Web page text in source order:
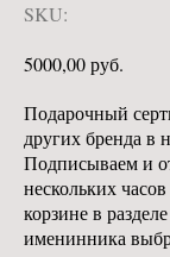
SKU:
5000,00руб.
Подарочный
других бренда в
Подписываем и
нескольких
корзине в
именинника